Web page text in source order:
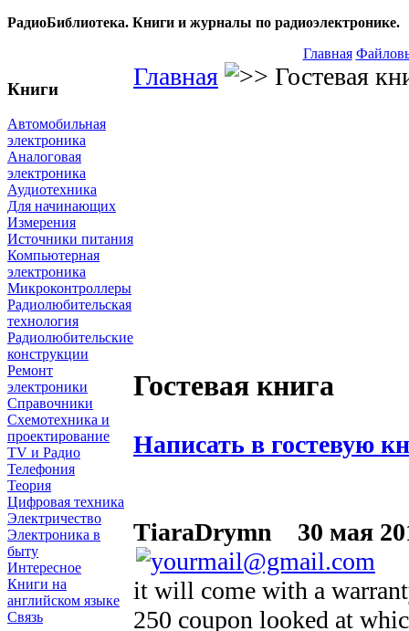
РадиоБиблиотека. Книги и журналы по радиоэлектронике.
Главная
Книги
Автомобильная
электроника
Аналоговая
электроника
Аудиотехника
Для начинающих
Измерения
Источники питания
Компьютерная
электроника
Микроконтроллеры
Радиолюбительская
технология
Радиолюбительские
конструкции
Ремонт
электроники
Справочники
Схемотехника и
проектирование
TV и Радио
Телефония
Теория
Цифровая техника
Электричество
Электроника в
быту
Интересное
Книги на
английском языке
Связь
Главная Гостевая
Гостевая книга
Написать в гостевую
TiaraDrymn 30 мая
it will come with a
250 coupon looked at